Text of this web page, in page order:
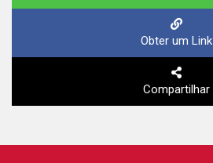
Obter um Link
Compartilhar